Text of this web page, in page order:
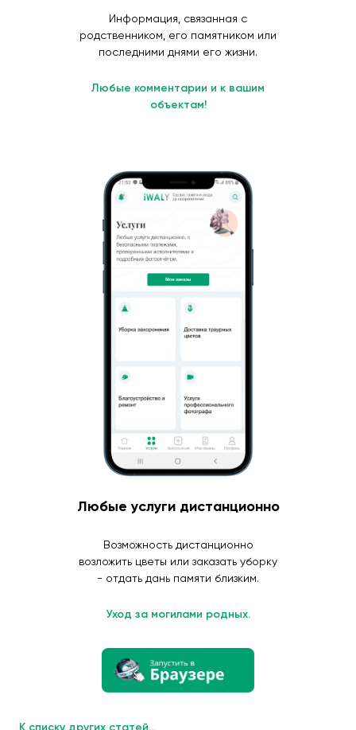
Информация, связанная с
родственником, его памятником или
последними днями его жизни.
Любые комментарии и к вашим
объектам!
Любые услуги дистанционно
Возможность дистанционно
возложить цветы или заказать уборку
- отдать дань памяти близким.
Уход за могилами родных.
К списку других статей...